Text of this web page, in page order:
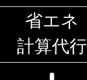
42
省エネ
計算代行